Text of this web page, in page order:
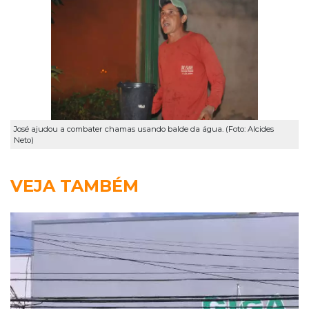
José ajudou a combater chamas usando balde da água. (Foto: Alcides
Neto)
VEJA TAMBÉM